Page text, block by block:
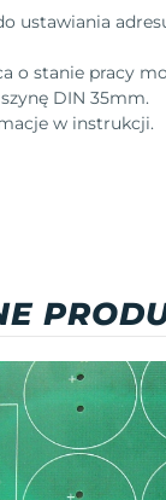
ustawiania
o stanie pracy
DIN 35mm.
w instrukcji.